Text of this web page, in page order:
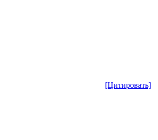
[Цитировать]